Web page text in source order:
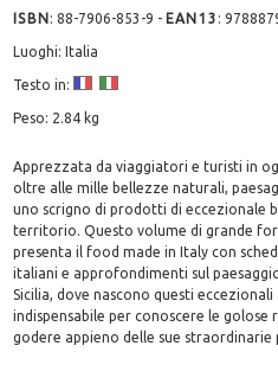
ISBN:88-7906-853-9 - EAN13 :
Luoghi: Italia
Testo in:
Peso: 2.84 kg
Apprezzata da viaggiatori e turisti in
oltre alle mille bellezze naturali,
uno scrigno di prodotti di eccezionale
territorio. Questo volume di grande
presenta il food made in Italy con
italiani e approfondimenti sul
Sicilia, dove nascono questi
indispensabile per conoscere le golose
godere appieno delle sue